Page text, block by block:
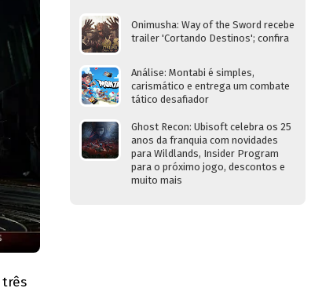
três
Onimusha: Way of the Sword recebe
trailer 'Cortando Destinos'; confira
Análise: Montabi é simples,
carismático e entrega um combate
tático desafiador
Ghost Recon: Ubisoft celebra os 25
anos da franquia com novidades
para Wildlands, Insider Program
para o próximo jogo, descontos e
muito mais